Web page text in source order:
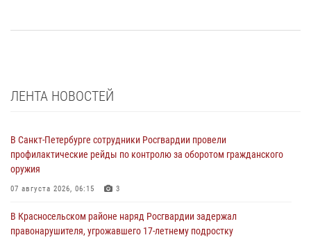
ЛЕНТА НОВОСТЕЙ
В Санкт-Петербурге сотрудники Росгвардии провели
профилактические рейды по контролю за оборотом гражданского
оружия
07 августа 2026, 06:15 3
В Красносельском районе наряд Росгвардии задержал
правонарушителя, угрожавшего 17-летнему подростку